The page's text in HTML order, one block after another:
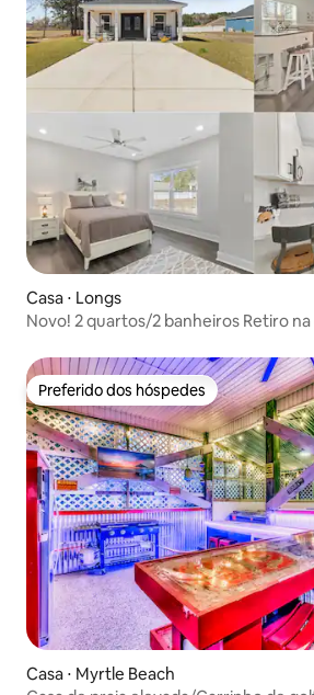
Casa ⋅ Longs
Novo! 2 quartos/2 banheiros Retiro na
Preferido dos hóspedes
Preferido dos hóspedes
Casa ⋅ Myrtle Beach